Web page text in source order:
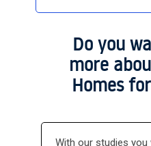
Do you
more
Homes
With our studies you